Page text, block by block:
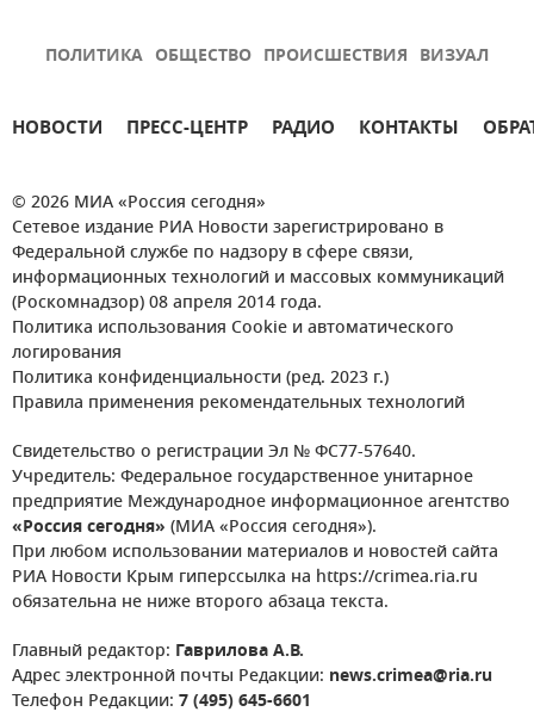
ПОЛИТИКА ОБЩЕСТВО ПРОИСШЕСТВИЯ ВИЗУАЛ
НОВОСТИ ПРЕСС-ЦЕНТР РАДИО КОНТАКТЫ
© 2026 МИА «Россия сегодня»
Сетевое издание РИА Новости зарегистрировано в
Федеральной службе по надзору в сфере связи,
информационных технологий и массовых коммуникаций
(Роскомнадзор) 08 апреля 2014 года.
Политика использования Cookie и автоматического
логирования
Политика конфиденциальности (ред. 2023 г.)
Правила применения рекомендательных технологий
Свидетельство о регистрации Эл № ФС77-57640.
Учредитель: Федеральное государственное унитарное
предприятие Международное информационное агентство
«Россия сегодня» (МИА «Россия сегодня»).
При любом использовании материалов и новостей сайта
РИА Новости Крым гиперссылка на https://crimea.ria.ru
обязательна не ниже второго абзаца текста.
Главный редактор: Гаврилова А.В.
Адрес электронной почты Редакции: news.crimea@ria.ru
Телефон Редакции: 7 (495) 645-6601